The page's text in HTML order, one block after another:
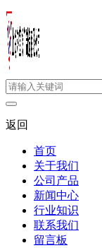
返回
首页
关于我们
公司产品
新闻中心
行业知识
联系我们
留言板